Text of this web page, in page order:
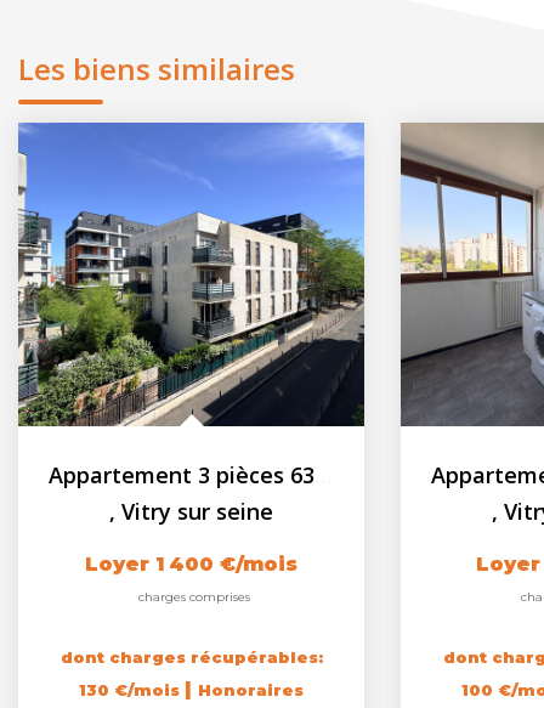
Les biens similaires
, Vitry sur seine
Loyer 1 400 €/mois
charges comprises
dont charges récupérables:
130 €/mois | Honoraires
,
dont
100 €/